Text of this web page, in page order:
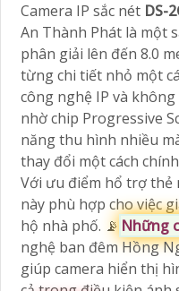
Camera IP sắc nét DS-
An Thành Phát là một
phân giải lên đến 8.0
từng chi tiết nhỏ một
công nghệ IP và
nhờ chip Progressive
năng thu hình nhiều
thay đổi một cách chính
Với ưu điểm hổ trợ thẻ
này phù hợp cho việc
hộ nhà phố. 📡 Những
nghệ ban đêm Hồng
giúp camera hiển thị